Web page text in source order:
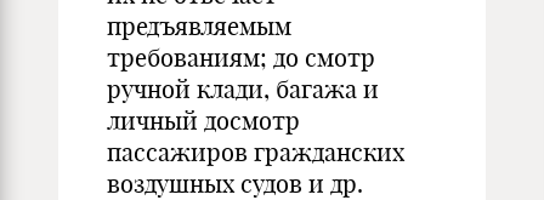
предъявляемым
требованиям; до смотр
ручной клади, багажа и
личный досмотр
пассажиров гражданских
воздушных судов и др.